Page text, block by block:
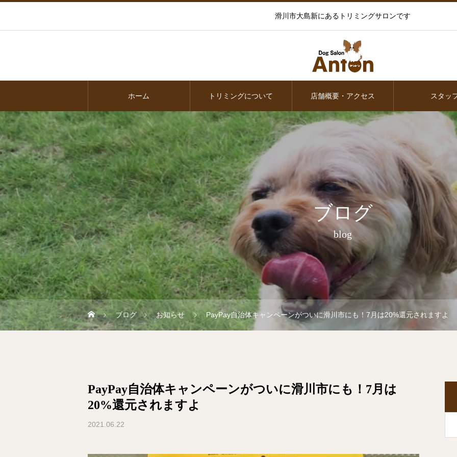
滑川市大島新にあるトリミングサロンです
ホーム トリミングについて 店舗概要・アクセス スタッ
ブログ
blog
ブログ お知らせ PayPay自治体キャンペーンがついに滑川市にも！7月は20%還元されますよ
PayPay自治体キャンペーンがついに滑川市にも！7月は
20%還元されますよ
2021.06.22